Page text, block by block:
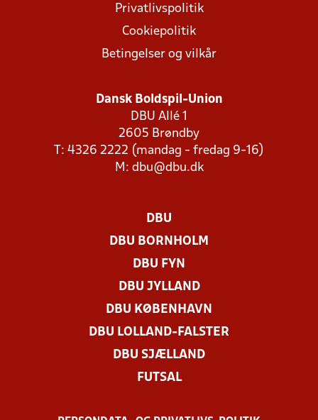
Privatlivspolitik
Cookiepolitik
Betingelser og vilkår
Dansk Boldspil-Union
DBU Allé 1
2605 Brøndby
T: 4326 2222 (mandag - fredag 9-16)
M: dbu@dbu.dk
DBU
DBU BORNHOLM
DBU FYN
DBU JYLLAND
DBU KØBENHAVN
DBU LOLLAND-FALSTER
DBU SJÆLLAND
FUTSAL